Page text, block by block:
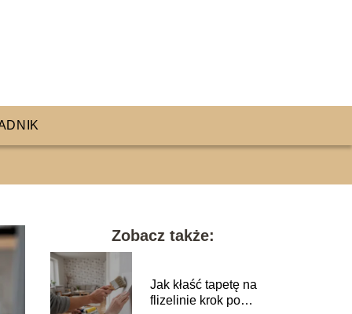
Zobacz także:
Jak kłaść tapetę na
flizelinie krok po